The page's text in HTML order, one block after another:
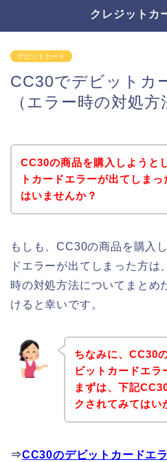
クレジットカ
デビットカード
CC30でデビットカ
（エラー時の対処方
CC30の商品を購入しようと
トカードエラーが出てしま
はいませんか？
もしも、CC30の商品を購入
ドエラーが出てしまった方は
時の対処方法についてまとめ
けると幸いです。
ちなみに、CC30
ビットカードエラ
まずは、下記
クされてみてはい
⇒CC30のデビットカードエ